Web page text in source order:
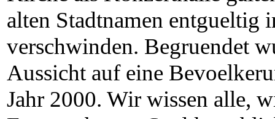
alten Stadtnamen entgueltig
verschwinden. Begruendet
Aussicht auf eine
Jahr 2000. Wir wissen alle,